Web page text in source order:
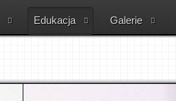
Edukacja Galerie